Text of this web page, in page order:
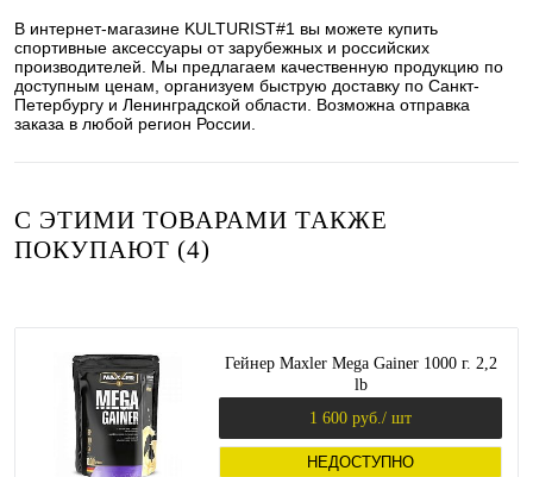
В интернет-магазине KULTURIST#1 вы можете купить
спортивные аксессуары от зарубежных и российских
производителей. Мы предлагаем качественную продукцию по
доступным ценам, организуем быструю доставку по Санкт-
Петербургу и Ленинградской области. Возможна отправка
заказа в любой регион России.
С ЭТИМИ ТОВАРАМИ ТАКЖЕ
ПОКУПАЮТ (4)
Гейнер Maxler Mega Gainer 1000 г. 2,2
lb
1 600 руб. / шт
НЕДОСТУПНО